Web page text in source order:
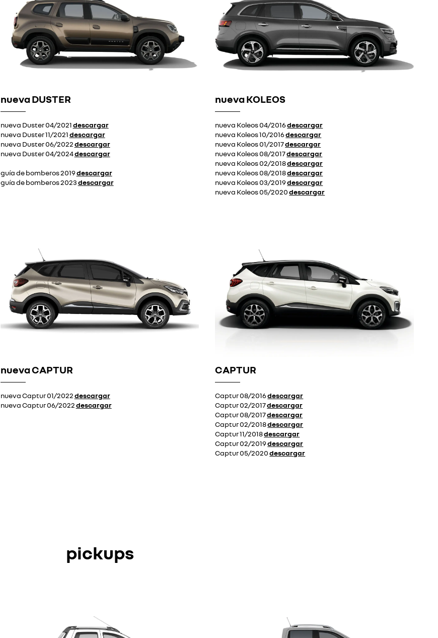
nueva DUSTER
nueva Duster 04/2021descargar
nueva Duster 11/2021descargar
nueva Duster 06/2022descargar
nueva Duster 04/2024descargar
guía de bomberos 2019descargar
guía de bomberos 2023descargar
nueva KOLEOS
nueva Koleos 04/2016descargar
nueva Koleos 10/2016descargar
nueva Koleos 01/2017descargar
nueva Koleos 08/2017descargar
nueva Koleos 02/2018descargar
nueva Koleos 08/2018descargar
nueva Koleos 03/2019descargar
nueva Koleos 05/2020descargar
nueva CAPTUR
nueva Captur 01/2022descargar
nueva Captur 06/2022descargar
CAPTUR
Captur 08/2016descargar
Captur 02/2017descargar
Captur 08/2017descargar
Captur 02/2018descargar
Captur 11/2018descargar
Captur 02/2019descargar
Captur 05/2020descargar
pickups